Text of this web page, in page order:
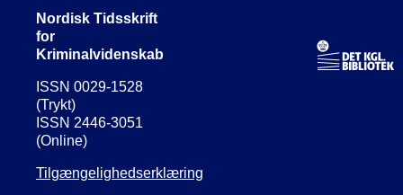
Nordisk Tidsskrift
for
Kriminalvidenskab
ISSN 0029-1528
(Trykt)
ISSN 2446-3051
(Online)
Tilgængelighedserklæring